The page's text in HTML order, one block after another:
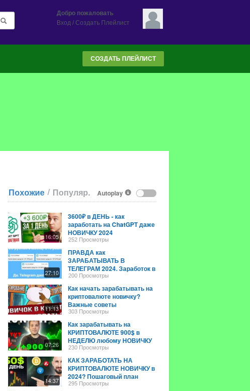
Добро пожаловать
Вход/ Создать Плейлист
СОЗДАТЬ ПЛЕЙЛИСТ
Autoplay
Похожие / Популяр.
16:05
3600₽ в ДЕНЬ - как
заработать на ChatGPT даже
НОВИЧКУ 2024
252 Просмотры
27:10
ПРАВДА как
ЗАРАБАТЫВАТЬ В
ТЕЛЕГРАМ 2024. Заработок в
Интернете с нуля, покупка и
продажа каналов.
200 Просмотры
11:13
Как начать зарабатывать на
криптовалюте новичку?
Важные советы
303 Просмотры
07:26
Как зарабатывать на
КРИПТОВАЛЮТЕ 900$ в
НЕДЕЛЮ любому НОВИЧКУ
без знаний и опыта в [2024]
году?
230 Просмотры
14:37
КАК ЗАРАБОТАТЬ НА
КРИПТОВАЛЮТЕ НОВИЧКУ в
2024? Пошаговый план
295 Просмотры